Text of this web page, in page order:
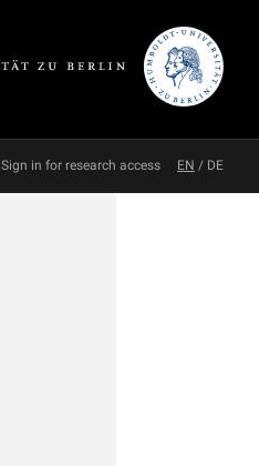
Sign in for research access EN / DE